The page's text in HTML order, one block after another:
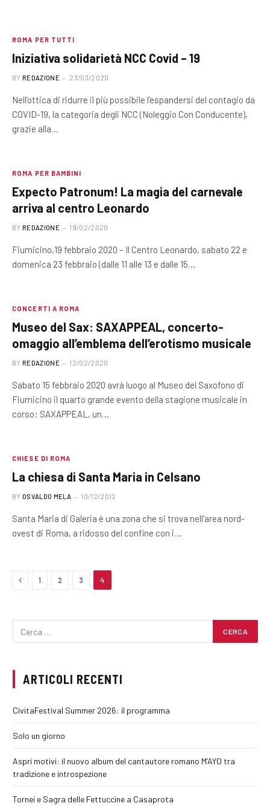
ROMA PER TUTTI
Iniziativa solidarietà NCC Covid – 19
BY REDAZIONE 23/03/2020
Nell’ottica di ridurre il più possibile l’espandersi del contagio da
COVID-19, la categoria degli NCC (Noleggio Con Conducente),
grazie alla…
ROMA PER BAMBINI
Expecto Patronum! La magia del carnevale
arriva al centro Leonardo
BY REDAZIONE 19/02/2020
Fiumicino,19 febbraio 2020 – Il Centro Leonardo, sabato 22 e
domenica 23 febbraio (dalle 11 alle 13 e dalle 15…
CONCERTI A ROMA
Museo del Sax: SAXAPPEAL, concerto-
omaggio all’emblema dell’erotismo musicale
BY REDAZIONE 12/02/2020
Sabato 15 febbraio 2020 avrà luogo al Museo del Saxofono di
Fiumicino il quarto grande evento della stagione musicale in
corso: SAXAPPEAL, un…
CHIESE DI ROMA
La chiesa di Santa Maria in Celsano
BY OSVALDO MELA 10/12/2012
Santa Maria di Galeria è una zona che si trova nell’area nord-
ovest di Roma, a ridosso del confine con i…
Previous
1 2 3 4
ARTICOLI RECENTI
CivitaFestival Summer 2026: il programma
Solo un giorno
Aspri motivi: il nuovo album del cantautore romano M’AYO tra
tradizione e introspezione
Tornei e Sagra delle Fettuccine a Casaprota